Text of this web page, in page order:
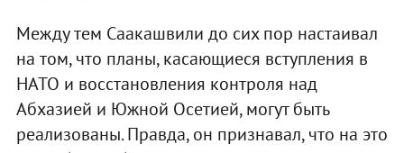
Между тем Саакашвили до сих пор настаивал
на том, что планы, касающиеся вступления в
НАТО и восстановления контроля над
Абхазией и Южной Осетией, могут быть
реализованы. Правда, он признавал, что на это